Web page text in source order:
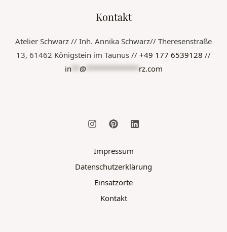
Kontakt
Atelier Schwarz // Inh. Annika Schwarz// Theresenstraße
13, 61462 Königstein im Taunus // +49 177 6539128 //
in ** @************* rz.com
Impressum
Datenschutzerklärung
Einsatzorte
Kontakt